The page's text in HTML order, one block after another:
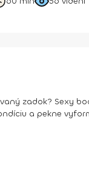
zadok? Sexy
a pekne